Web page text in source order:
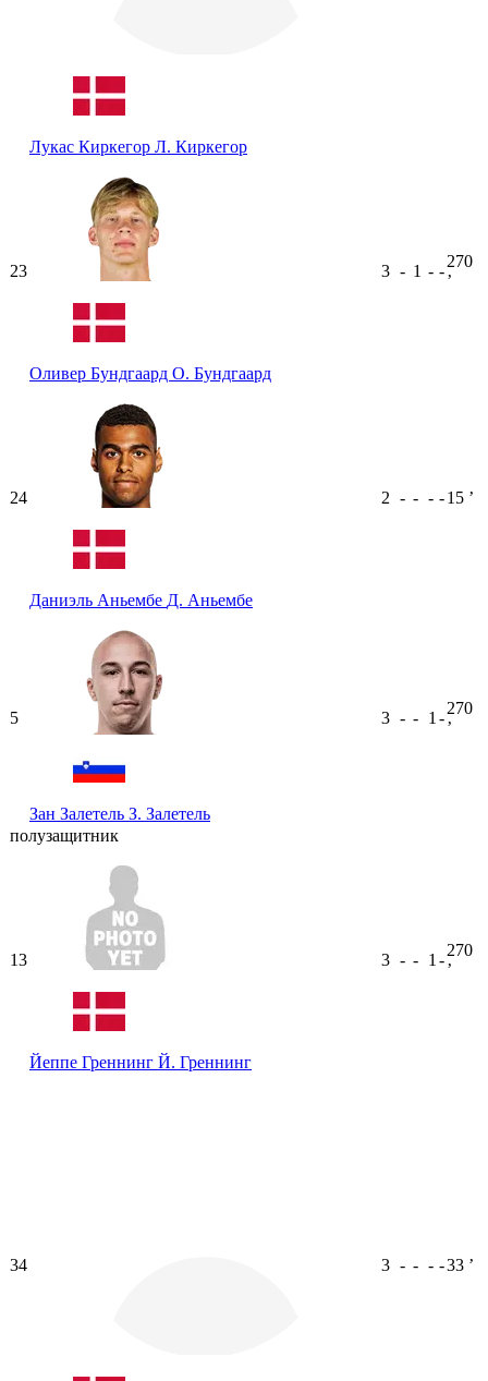
Лукас Киркегор Л. Киркегор
23
Оливер Бундгаард О. Бундгаард
3 - 1 - -
270
ʼ
24
Даниэль Аньембе Д. Аньембе
2 - - - -15 ʼ
5
Зан Залетель З. Залетель
3 - - 1 -
270
ʼ
полузащитник
13
Йеппе Греннинг Й. Греннинг
3 - - 1 -
270
ʼ
34 3 - - - -33 ʼ